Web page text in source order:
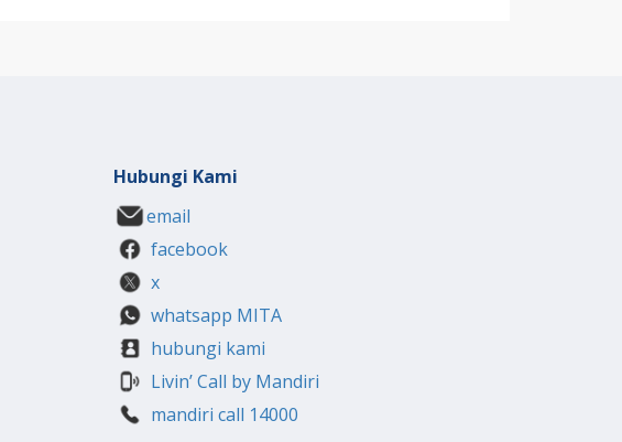
Hubungi Kami
email
facebook
x
whatsapp MITA
hubungi kami
Livin’ Call by Mandiri
mandiri call 14000